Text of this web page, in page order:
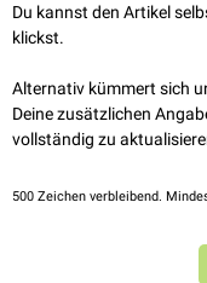
Durchführung
assistierten
Du kannst den Artikel
klickst.
Alternativ kümmert sich
Deine zusätzlichen
vollständig zu
500 Zeichen verbleibend.